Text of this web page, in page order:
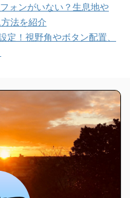
ォンがいない？生息地や
法を紹介
定！視野角やボタン配置、